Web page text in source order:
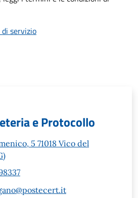
servizio
e Protocollo
5 71018 Vico del